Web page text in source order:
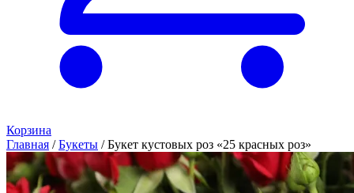
Корзина
Главная / Букеты / Букет кустовых роз «25 красных роз»